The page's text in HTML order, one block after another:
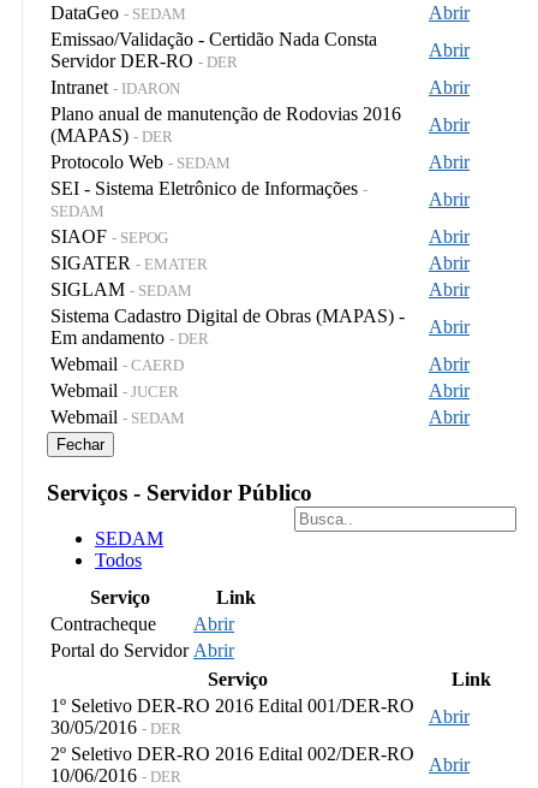
DataGeo - SEDAM
Abrir
Emissao/Validação - Certidão Nada Consta
Servidor DER-RO - DER
Abrir
Intranet - IDARON
Abrir
Plano anual de manutenção de Rodovias 2016
(MAPAS) - DER
Abrir
Protocolo Web - SEDAM
Abrir
SEI - Sistema Eletrônico de Informações -
SEDAM
Abrir
SIAOF - SEPOG
Abrir
SIGATER - EMATER
Abrir
SIGLAM - SEDAM
Abrir
Sistema Cadastro Digital de Obras (MAPAS) -
Em andamento - DER
Abrir
Webmail - CAERD
Abrir
Webmail - JUCER
Abrir
Webmail - SEDAM Abrir
Fechar
Serviços - Servidor Público
SEDAM
Todos
Serviço
Link
Contracheque
Abrir
Portal do Servidor Abrir
Serviço
Link
1º Seletivo DER-RO 2016 Edital 001/DER-RO
30/05/2016 - DER
Abrir
2º Seletivo DER-RO 2016 Edital 002/DER-RO
10/06/2016 - DER
Abrir